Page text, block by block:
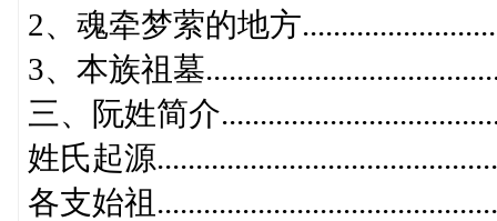
2、魂牵梦萦的地方
3、本族祖墓
三、阮姓简介
姓氏起源
各支始祖